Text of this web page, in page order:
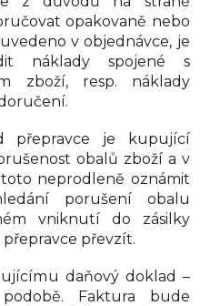
opakovaně nebo
v objednávce, je
náklady spojené s
zboží, resp. náklady
přepravce je kupující
obalů zboží a v
neprodleně oznámit
porušení obalu
vniknutí do zásilky
převzít.
daňový doklad –
Faktura bude